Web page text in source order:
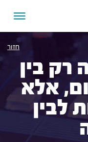
חזור
רק בין
אלא
לבין